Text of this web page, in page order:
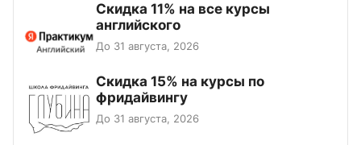
Скидка 11% на все курсы
английского
До 31 августа, 2026
Скидка 15% на курсы по
фридайвингу
До 31 августа, 2026